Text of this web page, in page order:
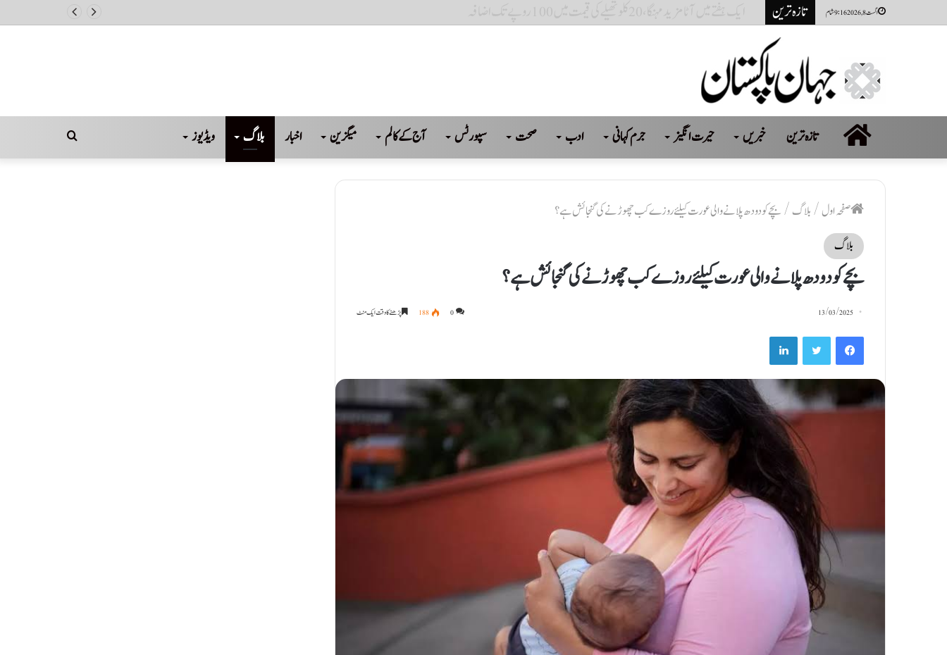
اگست 8, 2026 9:16 شام تازہ ترین
صفحہ
اول
تازہ ترین خبریں حیرت انگیز جرم کہانی ادب صحت سپورٹس آج کے کالم میگزین اخبار بلاگ ویڈیوز Search
صفحہ اول /بلاگ /بچے کو دودھ پلانے والی عورت کیلئے روزے کب چھوڑنے کی گنجائش ہے؟
بلاگ
بچے کو دودھ پلانے والی عورت کیلئے روزے کب چھوڑنے کی گنجائش ہے؟
13/03/2025
0
188 پڑھنے کا وقت ایک منٹ
Facebook
Twitter
LinkedIn